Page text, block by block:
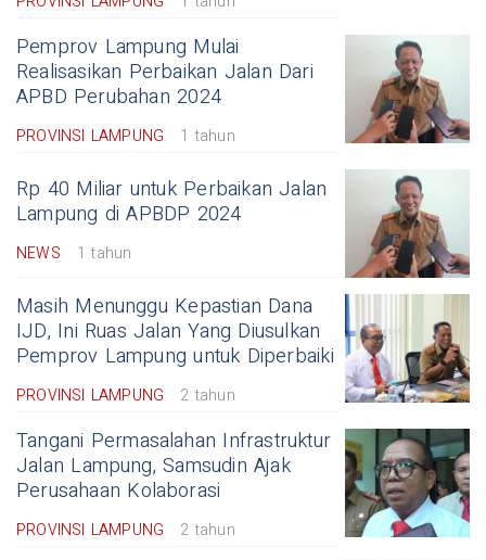
Pemprov Lampung Mulai
Realisasikan Perbaikan Jalan Dari
APBD Perubahan 2024
PROVINSI LAMPUNG 1 tahun
Rp 40 Miliar untuk Perbaikan Jalan
Lampung di APBDP 2024
NEWS 1 tahun
Masih Menunggu Kepastian Dana
IJD, Ini Ruas Jalan Yang Diusulkan
Pemprov Lampung untuk Diperbaiki
PROVINSI LAMPUNG 2 tahun
Tangani Permasalahan Infrastruktur
Jalan Lampung, Samsudin Ajak
Perusahaan Kolaborasi
PROVINSI LAMPUNG 2 tahun